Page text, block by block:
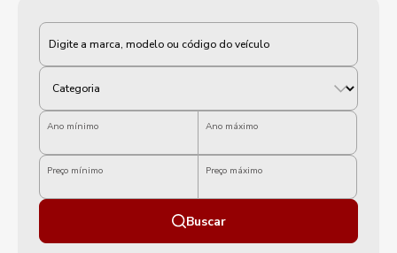
Categoria
Ano mínimo Ano máximo
Preço mínimo Preço máximo
Buscar